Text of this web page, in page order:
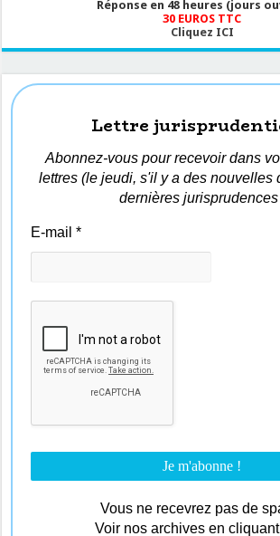
Réponse en 48 heures (jours
30 EUROS TTC
Cliquez ICI
Lettre
Abonnez-vous pour recevoir dans
lettres (le jeudi, s'il y a des nouvelles
dernières jurisprudences
E-mail*
Vous ne recevrez pas de
Voir nos archives en cliquant